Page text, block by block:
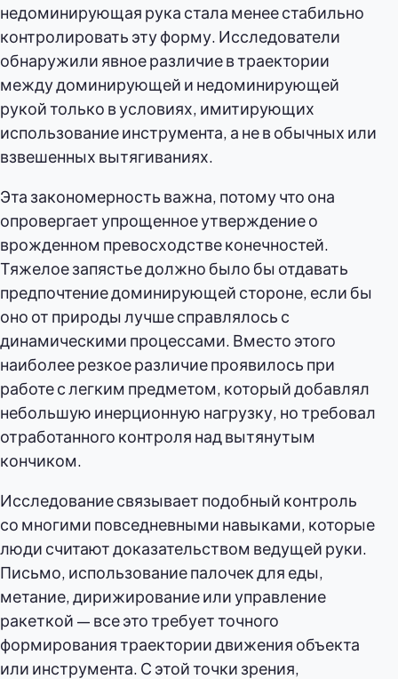
недоминирующая рука стала менее стабильно
контролировать эту форму. Исследователи
обнаружили явное различие в траектории
между доминирующей и недоминирующей
рукой только в условиях, имитирующих
использование инструмента, а не в обычных или
взвешенных вытягиваниях.
Эта закономерность важна, потому что она
опровергает упрощенное утверждение о
врожденном превосходстве конечностей.
Тяжелое запястье должно было бы отдавать
предпочтение доминирующей стороне, если бы
оно от природы лучше справлялось с
динамическими процессами. Вместо этого
наиболее резкое различие проявилось при
работе с легким предметом, который добавлял
небольшую инерционную нагрузку, но требовал
отработанного контроля над вытянутым
кончиком.
Исследование связывает подобный контроль
со многими повседневными навыками, которые
люди считают доказательством ведущей руки.
Письмо, использование палочек для еды,
метание, дирижирование или управление
ракеткой — все это требует точного
формирования траектории движения объекта
или инструмента. С этой точки зрения,